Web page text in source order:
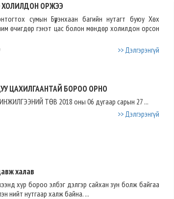
ХОЛИЛДОН ОРЖЭЭ
сумын Бүрэнхаан багийн нутагт буюу Хөх
өчигдөр гэнэт цас болон мөндөр холилдон орсон
>> Дэлгэрэнгүй
ЦАХИЛГААНТАЙ БОРОО ОРНО
ТӨВ 2018 оны 06 дугаар сарын 27 ...
>> Дэлгэрэнгүй
халав
хур бороо элбэг дэлгэр сайхан зун болж байгаа
нийт нутгаар халж байна. ...